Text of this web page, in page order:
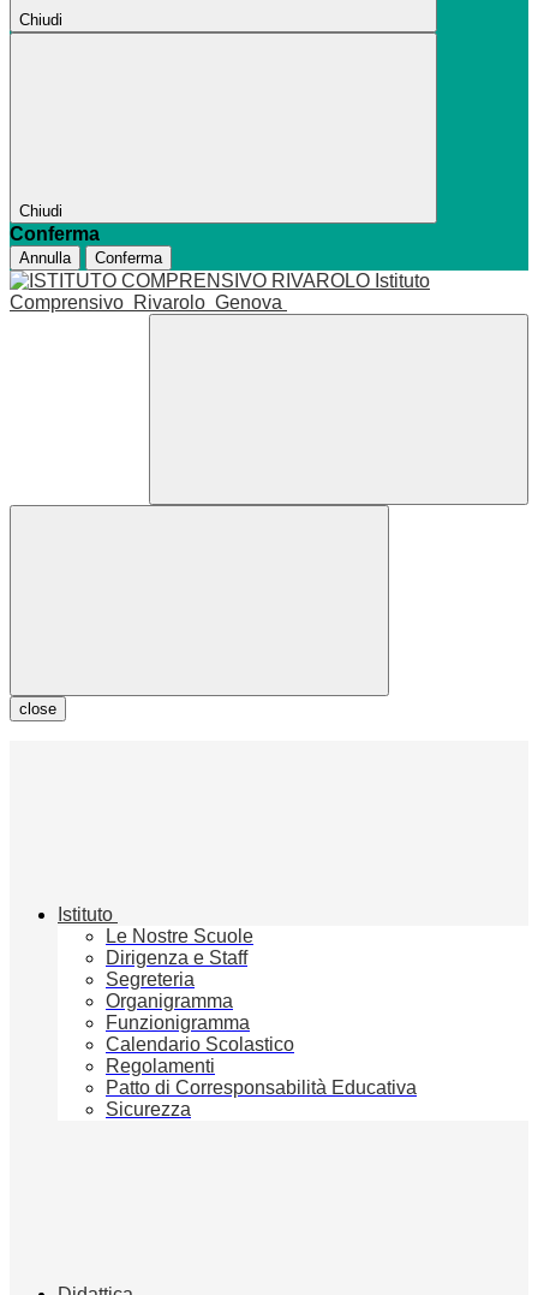
Chiudi
Chiudi
Conferma
Annulla Conferma
Istituto
Comprensivo Rivarolo Genova
close
Istituto
Le Nostre Scuole
Dirigenza e Staff
Segreteria
Organigramma
Funzionigramma
Calendario Scolastico
Regolamenti
Patto di Corresponsabilità Educativa
Sicurezza